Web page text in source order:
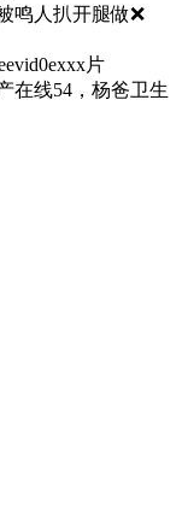
鸣人扒开腿做❌
片
在线54，杨爸卫生